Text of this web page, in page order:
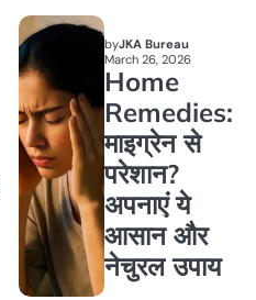
byJKA Bureau
March 26, 2026
Home
Remedies:
माइग्रेन से
परेशान?
अपनाएं ये
आसान और
नेचुरल उपाय